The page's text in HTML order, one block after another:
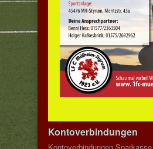
Kontoverbindungen
Kontoverbindungen